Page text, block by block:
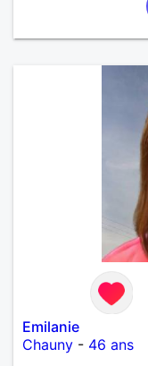
Emilanie
Chauny - 46 ans